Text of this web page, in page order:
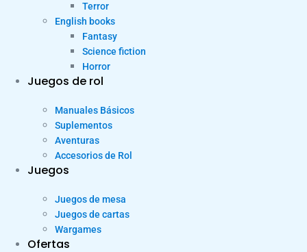
Terror
English books
Fantasy
Science fiction
Horror
Juegos de rol
Manuales Básicos
Suplementos
Aventuras
Accesorios de Rol
Juegos
Juegos de mesa
Juegos de cartas
Wargames
Ofertas